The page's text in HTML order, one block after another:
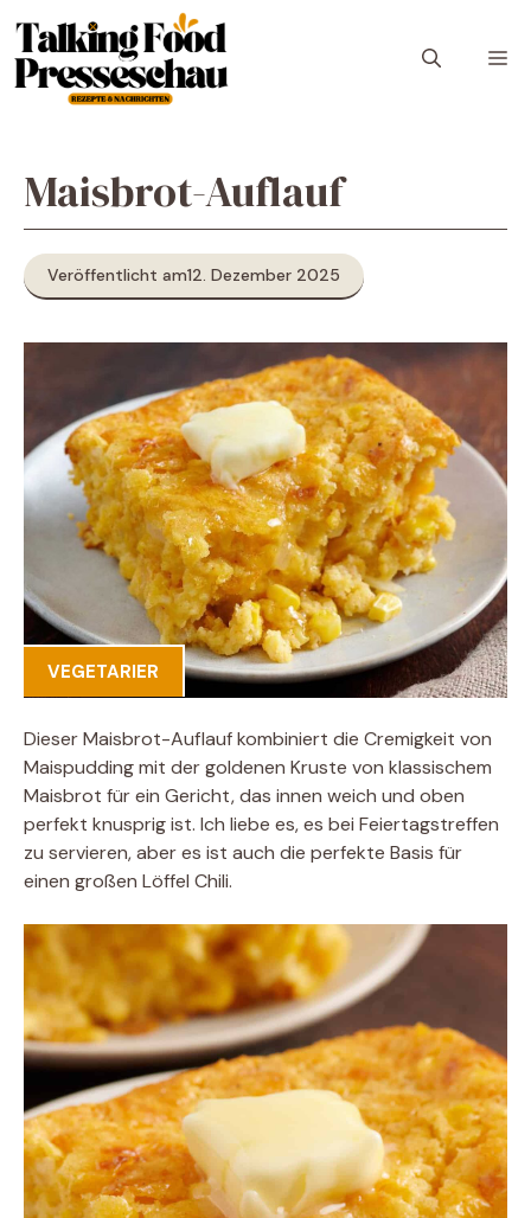
Inhalt
springen
Maisbrot-Auflauf
Veröffentlicht am12. Dezember 2025
VEGETARIER
Dieser Maisbrot-Auflauf kombiniert die Cremigkeit von
Maispudding mit der goldenen Kruste von klassischem
Maisbrot für ein Gericht, das innen weich und oben
perfekt knusprig ist. Ich liebe es, es bei Feiertagstreffen
zu servieren, aber es ist auch die perfekte Basis für
einen großen Löffel Chili.